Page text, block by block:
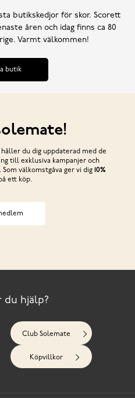
butikskedjor för skor. Scorett
åren och idag finns ca 80
Varmt välkommen!
butik
du dig uppdaterad med de
till exklusiva kampanjer och
välkomstgåva ger vi dig 10%
ett köp.
du hjälp?
Club Solemate
Köpvillkor